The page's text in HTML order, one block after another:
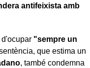
antifeixista amb
d'ocupar "sempre un
que estima un
, també condemna